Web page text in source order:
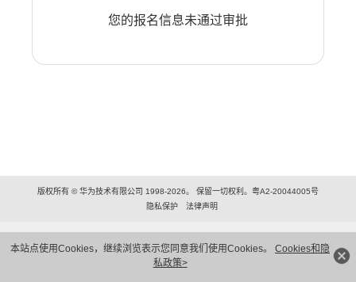
本站点使用Cookies，继续浏览表示您同意我们使用Cookies。 Cookies和隐
私政策>
您的报名信息未通过审批
版权所有 © 华为技术有限公司 1998-2026。 保留一切权利。粤A2-20044005号
隐私保护
法律声明